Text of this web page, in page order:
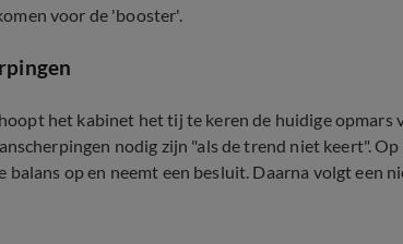
voor de 'booster'.
het kabinet het tij te keren de huidige
nodig zijn "als de trend niet keert".
balans op en neemt een besluit. Daarna volgt een